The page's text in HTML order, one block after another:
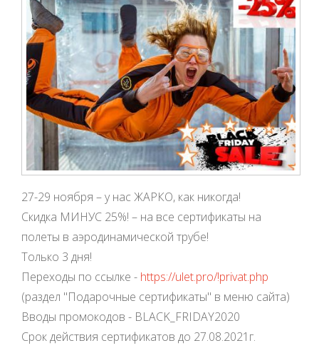
27-29 ноября – у нас ЖАРКО, как никогда!
Скидка МИНУС 25%! – на все сертификаты на
полеты в аэродинамической трубе!
Только 3 дня!
Переходы по ссылке - https://ulet.pro/!privat.php
(раздел "Подарочные сертификаты" в меню сайта)
Вводы промокодов - BLACK_FRIDAY2020
Срок действия сертификатов до 27.08.2021г.